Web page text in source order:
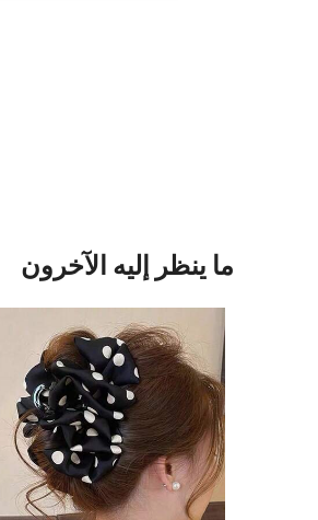
ما ينظر إليه الآخرون